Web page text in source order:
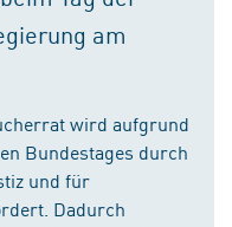
am
wird aufgrund
Bundestages durch
und für
Dadurch